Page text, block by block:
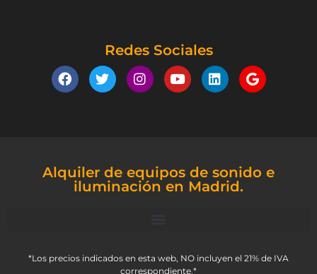
Redes Sociales
Alquiler de equipos de sonido e
iluminación en Madrid.
*Los precios indicados en esta web, NO incluyen el 21% de IVA
correspondiente.*